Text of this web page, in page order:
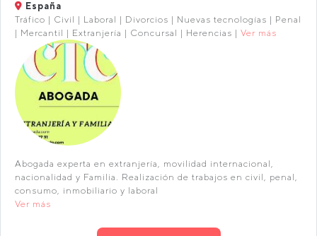
España
Tráfico | Civil | Laboral | Divorcios | Nuevas tecnologías | Penal
| Mercantil | Extranjería | Concursal | Herencias | Ver más
Abogada experta en extranjería, movilidad internacional,
nacionalidad y Familia. Realización de trabajos en civil, penal,
consumo, inmobiliario y laboral
Ver más